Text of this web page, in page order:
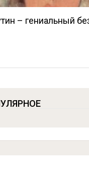
– гениальный